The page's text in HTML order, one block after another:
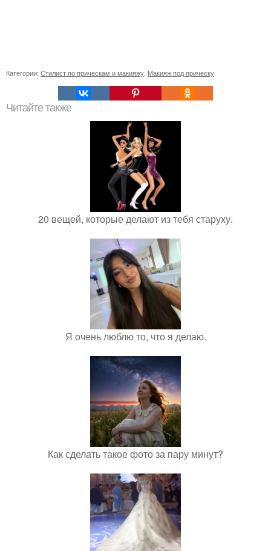
Категории: Стилист по прическам и макияжу, Макияж под прическу
Читайте также
20 вещей, которые делают из тебя старуху.
Я очень люблю то, что я делаю.
Как сделать такое фото за пару минут?